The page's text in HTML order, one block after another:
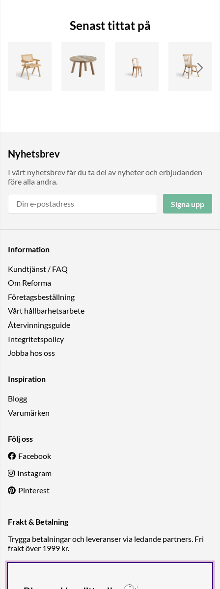
Senast tittat på
Nyhetsbrev
I vårt nyhetsbrev får du ta del av nyheter och erbjudanden
före alla andra.
Signa upp
Information
Kundtjänst / FAQ
Om Reforma
Företagsbeställning
Vårt hållbarhetsarbete
Återvinningsguide
Integritetspolicy
Jobba hos oss
Inspiration
Blogg
Varumärken
Följ oss
Facebook
Instagram
Pinterest
Frakt & Betalning
Trygga betalningar och leveranser via ledande partners. Fri
frakt över 1999 kr.